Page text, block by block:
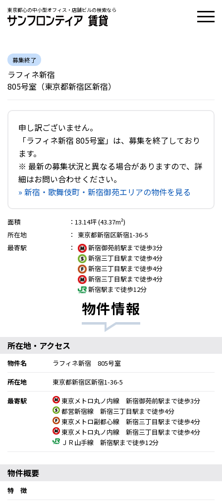
東京都心の中小型オフィス・店舗ビルの検索なら
募集終了
ラフィネ新宿
805号室（東京都新宿区新宿）
申し訳ございません。
「ラフィネ新宿 805号室」は、募集を終了しており
ます。
※ 最新の募集状況と異なる場合がありますので、詳
細はお問い合わせください。
» 新宿・歌舞伎町・新宿御苑エリアの物件を見る
面積 ： 13.14坪 (43.37m²)
所在地
：
東京都新宿区新宿1-36-5
最寄駅
：
新宿御苑前駅まで徒歩3分
新宿三丁目駅まで徒歩4分
新宿三丁目駅まで徒歩4分
新宿三丁目駅まで徒歩4分
新宿駅まで徒歩12分
物件情報
所在地・アクセス
物件名
ラフィネ新宿 805号室
所在地
東京都新宿区新宿1-36-5
最寄駅
東京メトロ丸ノ内線 新宿御苑前駅まで徒歩3分
都営新宿線 新宿三丁目駅まで徒歩4分
東京メトロ副都心線 新宿三丁目駅まで徒歩4分
東京メトロ丸ノ内線 新宿三丁目駅まで徒歩4分
ＪＲ山手線 新宿駅まで徒歩12分
物件概要
特 徴